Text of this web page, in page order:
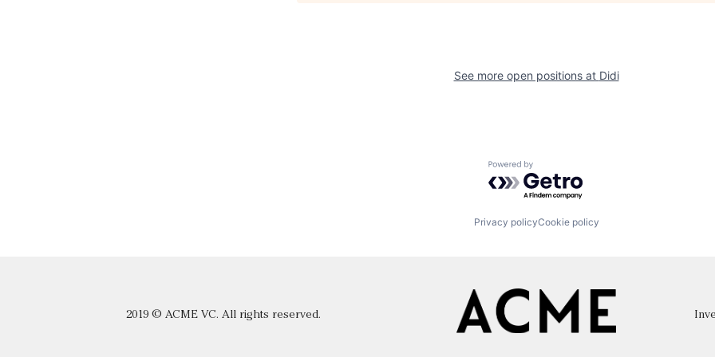
See more open positions at Didi
Powered by Getro.com
Privacy policyCookie policy
2019 © ACME VC. All rights reserved.